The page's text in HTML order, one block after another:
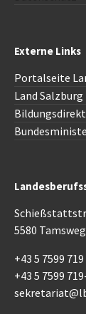
Externe Links
Portalseite
Land Salzburg
5580 Tamsweg
+43 5 7599 719
+43 5 7599